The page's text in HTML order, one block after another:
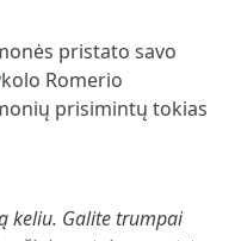
pristato savo
Romerio
prisimintų tokias
keliu. Galite trumpai